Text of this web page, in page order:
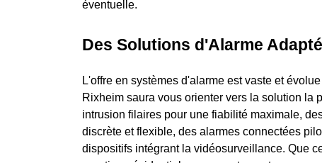
éventuelle.
Des Solutions d'Alarme
L'offre en systèmes d'alarme est vaste et
Rixheim saura vous orienter vers la solution la
intrusion filaires pour une fiabilité maximale,
discrète et flexible, des alarmes connectées
dispositifs intégrant la vidéosurveillance. Que